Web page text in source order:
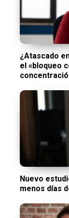
¿Atascado
el «bloqueo
Nuevo
menos días